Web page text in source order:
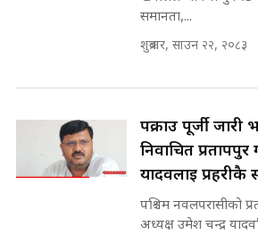
मृतकका परिवारप्रति
बदनियत ! न्याय
|| THE
समानता,...
शुक्रबार, साउन २२, २०८३
पक्राउ पूर्जी जारी
निर्वाचित
यादवलाई प्रहरीकै
पश्चिम नवलपरासीको
अध्यक्ष उमेश चन्द्र